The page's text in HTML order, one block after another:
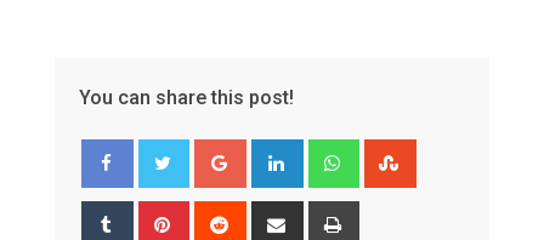
You can share this post!
Google+ LinkedIn Whatsapp
Tumblr Pinterest Reddit
Share